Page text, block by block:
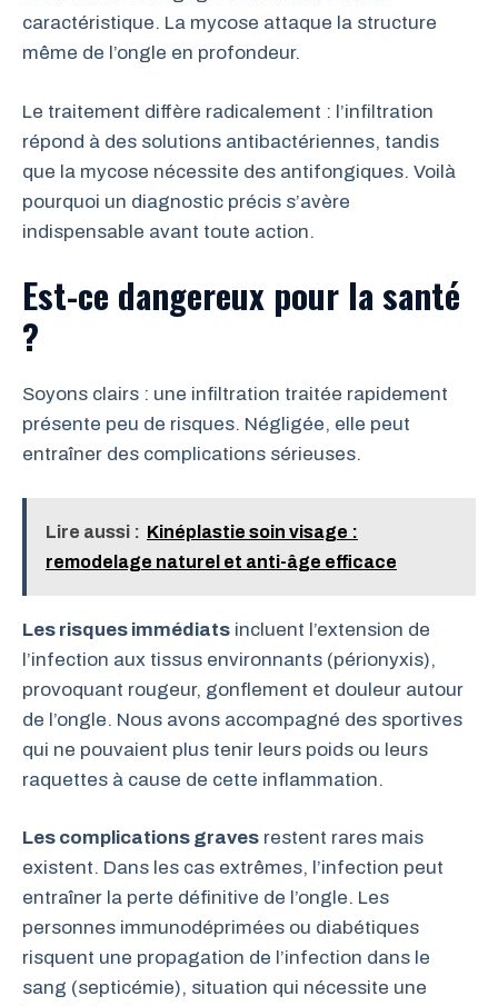
caractéristique. La mycose attaque la structure
même de l’ongle en profondeur.
Le traitement diffère radicalement : l’infiltration
répond à des solutions antibactériennes, tandis
que la mycose nécessite des antifongiques. Voilà
pourquoi un diagnostic précis s’avère
indispensable avant toute action.
Est-ce dangereux pour la santé
?
Soyons clairs : une infiltration traitée rapidement
présente peu de risques. Négligée, elle peut
entraîner des complications sérieuses.
Lire aussi : Kinéplastie soin visage :
remodelage naturel et anti-âge efficace
Les risques immédiats incluent l’extension de
l’infection aux tissus environnants (périonyxis),
provoquant rougeur, gonflement et douleur autour
de l’ongle. Nous avons accompagné des sportives
qui ne pouvaient plus tenir leurs poids ou leurs
raquettes à cause de cette inflammation.
Les complications graves restent rares mais
existent. Dans les cas extrêmes, l’infection peut
entraîner la perte définitive de l’ongle. Les
personnes immunodéprimées ou diabétiques
risquent une propagation de l’infection dans le
sang (septicémie), situation qui nécessite une